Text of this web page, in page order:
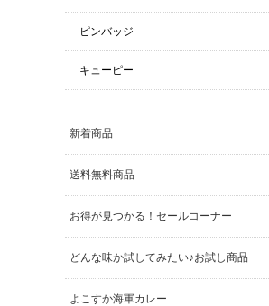
ピンバッジ
キューピー
新着商品
送料無料商品
お得が見つかる！セールコーナー
どんな味か試してみたい♪お試し商品
よこすか海軍カレー